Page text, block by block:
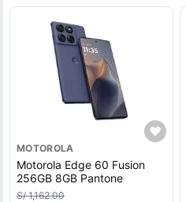
MOTOROLA
Motorola Edge 60 Fusion
256GB 8GB Pantone
S/ 1,162.00